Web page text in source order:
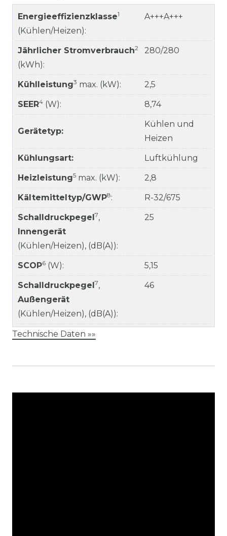
Energieeffizienzklasse1
(Kühlen/Heizen):
A+++A+++
Jährlicher Stromverbrauch2
(kWh):
280/280
Kühlleistung3 max. (kW): 2,5
SEER4 (W): 8,74
Gerätetyp:
Kühlen und
Heizen
Kühlungsart: Luftkühlung
Heizleistung5 max. (kW): 2,8
Kältemitteltyp/GWP8: R-32/675
Schalldruckpegel 7,
Innengerät
(Kühlen/Heizen), (dB(A)):
25
SCOP6 (W): 5,15
Schalldruckpegel 7,
Außengerät
(Kühlen/Heizen), (dB(A)):
46
Technische Daten »»